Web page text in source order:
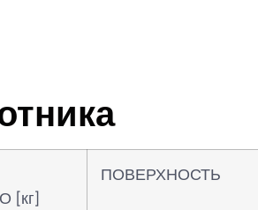
[кг]
ПОВЕРХНОСТЬ